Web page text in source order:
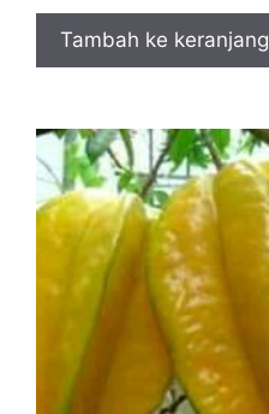
Tambah ke keranjang